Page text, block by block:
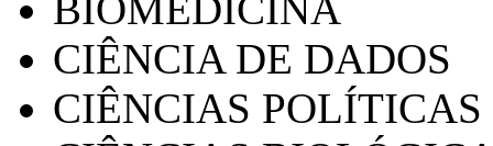
CIÊNCIA DE DADOS
CIÊNCIAS POLÍTICAS